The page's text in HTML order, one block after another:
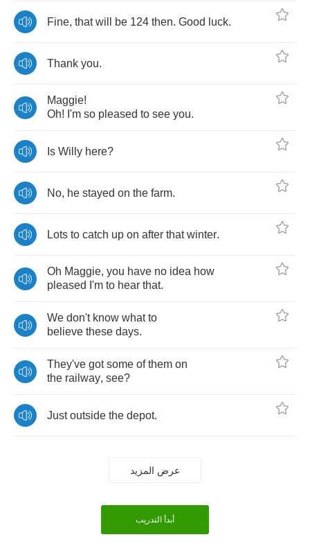
Fine, that will be 124 then. Good luck.
Thank you.
Maggie!
Oh! I'm so pleased to see you.
Is Willy here?
No, he stayed on the farm.
Lots to catch up on after that winter.
Oh Maggie, you have no idea how
pleased I'm to hear that.
We don't know what to
believe these days.
They've got some of them on
the railway, see?
Just outside the depot.
عرض المزيد
أبدأ التدريب